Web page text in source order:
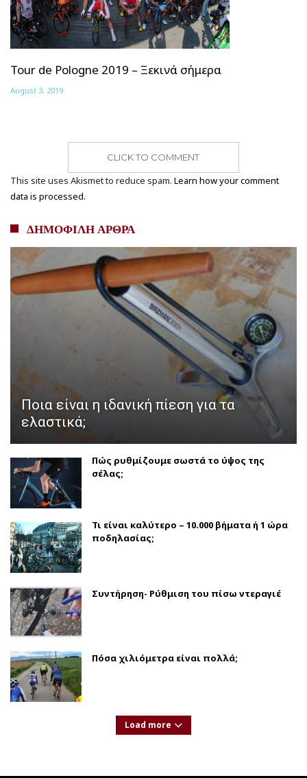
Tour de Pologne 2019 – Ξεκινά σήμερα
August 3, 2019
CLICK TO COMMENT
This site uses Akismet to reduce spam. Learn how your comment
data is processed.
ΔΗΜΟΦΙΛΗ ΑΡΘΡΑ
Ποια είναι η ιδανική πίεση για τα
ελαστικά;
Πώς ρυθμίζουμε σωστά το ύψος της
σέλας;
Τι είναι καλύτερο – 10.000 βήματα ή 1 ώρα
ποδηλασίας;
Συντήρηση- Ρύθμιση του πίσω ντεραγιέ
Πόσα χιλιόμετρα είναι πολλά;
Load more